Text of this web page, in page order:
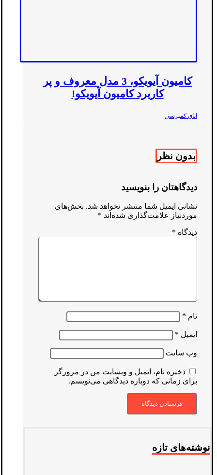
کامیون آیویکو، 3 مدل معروف و پر
کاربرد کامیون آیویکو!
اتاق کمپرسی
بدون نظر
دیدگاهتان را بنویسید
نشانی ایمیل شما منتشر نخواهد شد. بخش‌های
موردنیاز علامت‌گذاری شده‌اند *
دیدگاه *
نام *
ایمیل *
وب‌ سایت
ذخیره نام، ایمیل و وبسایت من در مرورگر
برای زمانی که دوباره دیدگاهی می‌نویسم.
نوشته‌های تازه